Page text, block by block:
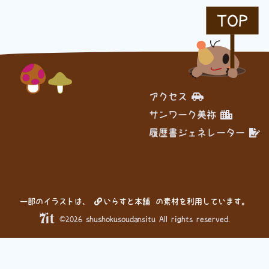
TOP
アクセス
サンワーク美祢
履歴書ジェネレーター
一部のイラストは、 いらすと本舗 の素材を利用しています。
©2026 shushokusoudansitu All rights reserved.